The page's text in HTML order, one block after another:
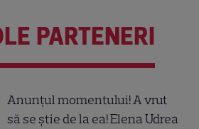
PARTENERI
Anunțul momentului! A vrut
să se știe de la ea! Elena Udrea